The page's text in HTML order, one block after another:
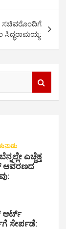
ಸಚಿವರೊಂದಿಗೆ
ಎಚ್ಚೆತ್ತ
ಆವರಣದ
ಆರ್ಟ್
ಸೇರ್ಪಡೆ: